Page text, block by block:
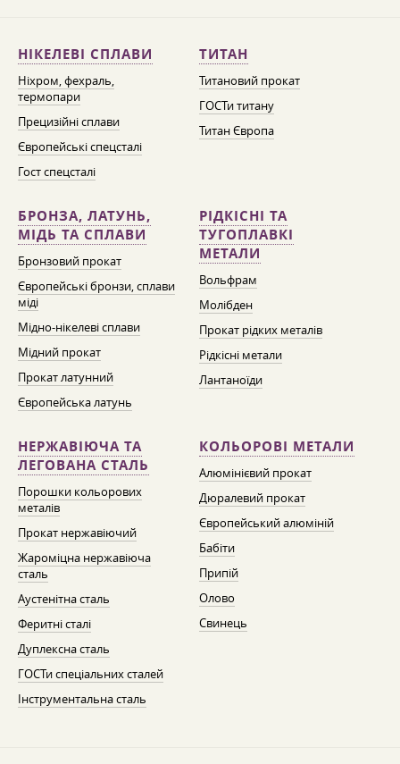
НІКЕЛЕВІ СПЛАВИ
Ніхром, фехраль,
термопари
Прецизійні сплави
Європейські спецсталі
Гост спецсталі
ТИТАН
Титановий прокат
ГОСТи титану
Титан Європа
БРОНЗА, ЛАТУНЬ,
МІДЬ ТА СПЛАВИ
Бронзовий прокат
Європейські бронзи, сплави
міді
Мідно-нікелеві сплави
Мідний прокат
Прокат латунний
Європейська латунь
РІДКІСНІ ТА
ТУГОПЛАВКІ
МЕТАЛИ
Вольфрам
Молібден
Прокат рідких металів
Рідкісні метали
Лантаноїди
НЕРЖАВІЮЧА ТА
ЛЕГОВАНА СТАЛЬ
Порошки кольорових
металів
Прокат нержавіючий
Жароміцна нержавіюча
сталь
Аустенітна сталь
Феритні сталі
Дуплексна сталь
ГОСТи спеціальних сталей
Інструментальна сталь
КОЛЬОРОВІ МЕТАЛИ
Алюмінієвий прокат
Дюралевий прокат
Європейський алюміній
Бабіти
Припій
Олово
Свинець